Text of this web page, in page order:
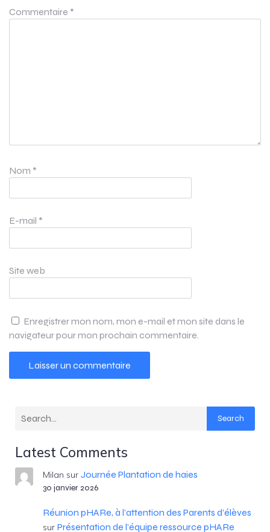
Commentaire *
Nom *
E-mail *
Site web
Enregistrer mon nom, mon e-mail et mon site dans le
navigateur pour mon prochain commentaire.
Search
Latest Comments
Milan sur Journée Plantation de haies
30 janvier 2026
Réunion pHARe, à l’attention des Parents d’élèves
sur Présentation de l’équipe ressource pHARe